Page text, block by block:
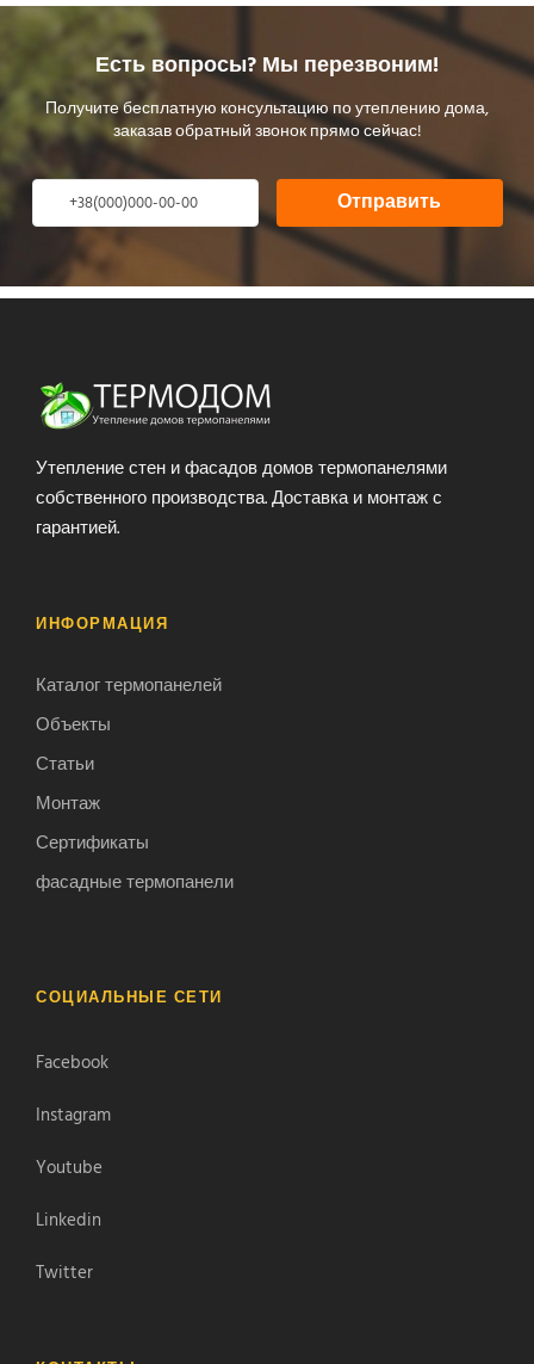
Есть вопросы? Мы перезвоним!
Получите бесплатную консультацию по утеплению дома,
заказав обратный звонок прямо сейчас!
Отправить
Утепление стен и фасадов домов термопанелями
собственного производства. Доставка и монтаж с
гарантией.
ИНФОРМАЦИЯ
Каталог термопанелей
Объекты
Статьи
Монтаж
Сертификаты
фасадные термопанели
СОЦИАЛЬНЫЕ СЕТИ
Facebook
Instagram
Youtube
Linkedin
Twitter